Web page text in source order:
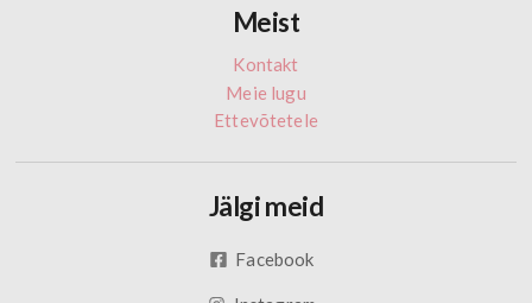
Meist
Kontakt
Meie lugu
Ettevõtetele
Jälgi meid
Facebook